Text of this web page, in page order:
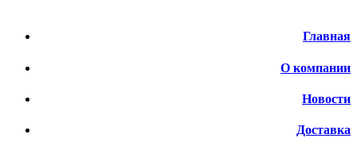
Главная
О компании
Новости
Доставка